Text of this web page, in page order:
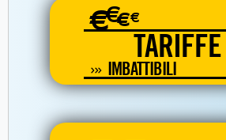
€€€€
TARIFFE
IMBATTIBILI